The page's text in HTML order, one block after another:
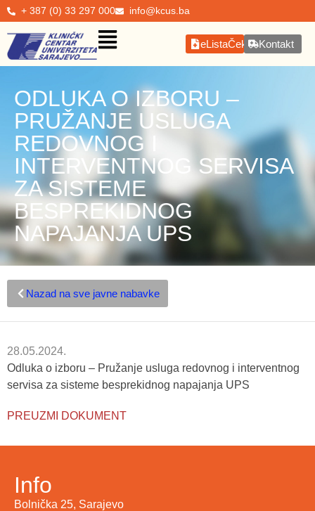
+ 387 (0) 33 297 000 info@kcus.ba
eListaČekanjaKontakt
ODLUKA O IZBORU –
PRUŽANJE USLUGA
REDOVNOG I
INTERVENTNOG SERVISA
ZA SISTEME
BESPREKIDNOG
NAPAJANJA UPS
Nazad na sve javne nabavke
28.05.2024.
Odluka o izboru – Pružanje usluga redovnog i interventnog
servisa za sisteme besprekidnog napajanja UPS
PREUZMI DOKUMENT
Info
Bolnička 25, Sarajevo